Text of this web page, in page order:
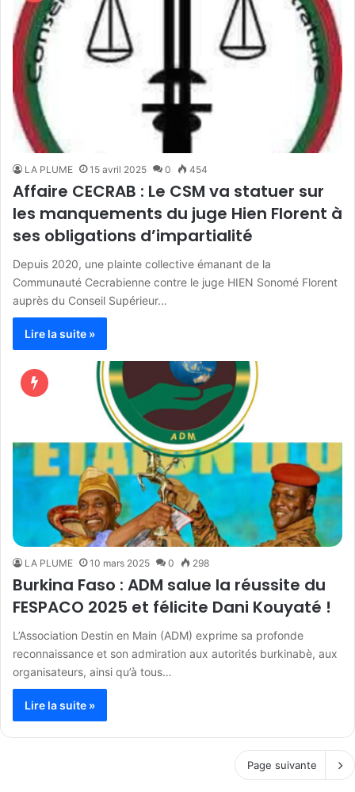
LA PLUME 15 avril 2025 0 454
Affaire CECRAB : Le CSM va statuer sur
les manquements du juge Hien Florent à
ses obligations d’impartialité
Depuis 2020, une plainte collective émanant de la
Communauté Cecrabienne contre le juge HIEN Sonomé Florent
auprès du Conseil Supérieur…
Lire la suite »
LA PLUME 10 mars 2025 0 298
Burkina Faso : ADM salue la réussite du
FESPACO 2025 et félicite Dani Kouyaté !
L’Association Destin en Main (ADM) exprime sa profonde
reconnaissance et son admiration aux autorités burkinabè, aux
organisateurs, ainsi qu’à tous…
Lire la suite »
Page suivante